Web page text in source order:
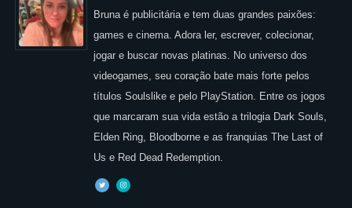
Bruna é publicitária e tem duas grandes paixões:
games e cinema. Adora ler, escrever, colecionar,
jogar e buscar novas platinas. No universo dos
videogames, seu coração bate mais forte pelos
títulos Soulslike e pelo PlayStation. Entre os jogos
que marcaram sua vida estão a trilogia Dark Souls,
Elden Ring, Bloodborne e as franquias The Last of
Us e Red Dead Redemption.